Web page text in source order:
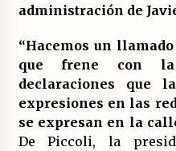
14/07/
administración de
“Hacemos un
que frene con
declaraciones que
expresiones en las
se expresan en la
De Piccoli, la